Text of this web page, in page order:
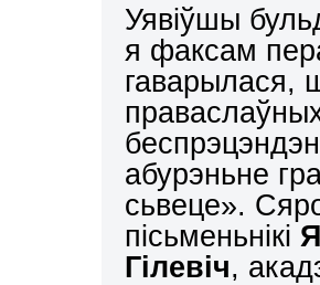
Уявіўшы
я факсам
гаварылася,
абурэньне
сьвеце».
пісьменьнікі
Гілевіч,